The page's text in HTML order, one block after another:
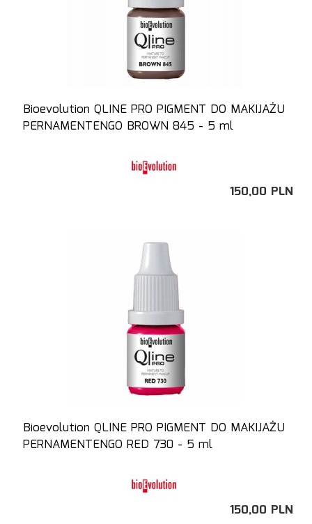
Bioevolution QLINE PRO PIGMENT DO MAKIJAŻU
PERNAMENTENGO BROWN 845 - 5 ml
150,00 PLN
Bioevolution QLINE PRO PIGMENT DO MAKIJAŻU
PERNAMENTENGO RED 730 - 5 ml
150,00 PLN